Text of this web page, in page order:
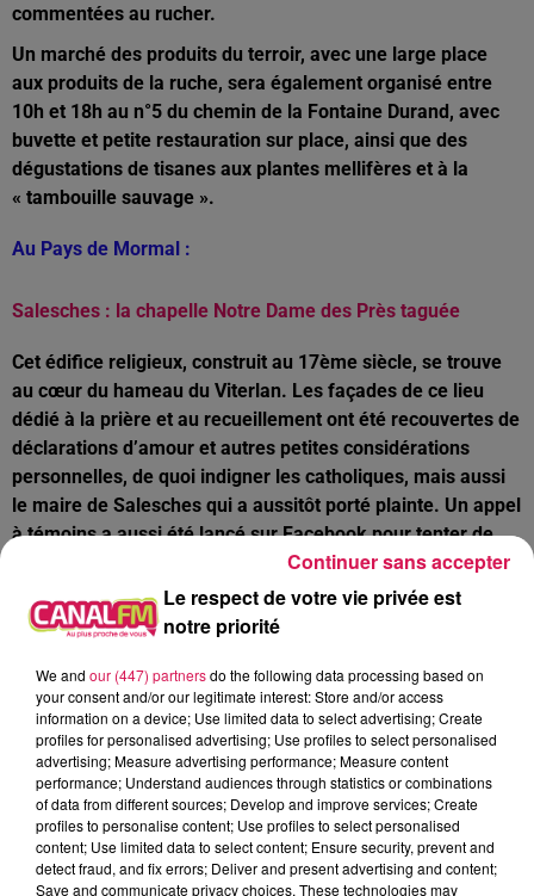
commentées au rucher.
Un marché des produits du terroir, avec une large place
aux produits de la ruche, sera également organisé entre
10h et 18h au n°5 du chemin de la Fontaine Durand, avec
buvette et petite restauration sur place, ainsi que des
dégustations de tisanes aux plantes mellifères et à la
« tambouille sauvage ».
Au Pays de Mormal :
Salesches : la chapelle Notre Dame des Près taguée
Cet édifice religieux, construit au 17ème siècle, se trouve
au cœur du hameau du Viterlan. Les façades de ce lieu
dédié à la prière et au recueillement ont été recouvertes de
déclarations d’amour et autres petites considérations
personnelles, de quoi indigner les catholiques, mais aussi
le maire de Salesches qui a aussitôt porté plainte. Un appel
à témoins a aussi été lancé sur Facebook pour tenter de
retrouver les auteurs de ces tags !
Taisnières-sur-Hon : Benjamin Pavard, en visite surprise
Le célèbre international de l’Equipe de France de football,
qui évolue au Bayern de Munich et Champion du monde
2018, est venu manifester son soutien au projet de création
d’un City stade scolaire, un projet assez audacieux pour un
village de moins de 1000 habitants. Outre le soutien
financier de Benjamin Pavard, Chantal Jacmain, le maire
de Taisnières-sur-Hon attend d’un jour à l’autre la réponse
Le respect de votre vie privée est
notre priorité
We and our (447) partnersdo the following data processing based on
your consent and/or our legitimate interest: Store and/or access
information on a device; Use limited data to select advertising; Create
profiles for personalised advertising; Use profiles to select personalised
advertising; Measure advertising performance; Measure content
performance; Understand audiences through statistics or combinations
of data from different sources; Develop and improve services; Create
profiles to personalise content; Use profiles to select personalised
content; Use limited data to select content; Ensure security, prevent and
detect fraud, and fix errors; Deliver and present advertising and content;
Save and communicate privacy choices. These technologies may
Continuer sans accepter